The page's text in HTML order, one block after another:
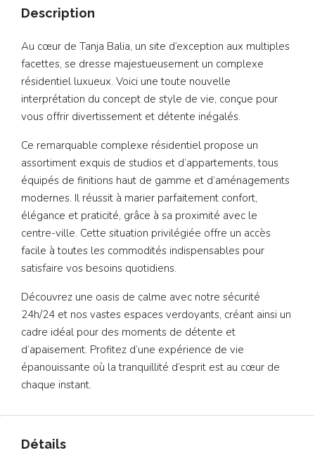
Description
Au cœur de Tanja Balia, un site d’exception aux multiples
facettes, se dresse majestueusement un complexe
résidentiel luxueux. Voici une toute nouvelle
interprétation du concept de style de vie, conçue pour
vous offrir divertissement et détente inégalés.
Ce remarquable complexe résidentiel propose un
assortiment exquis de studios et d’appartements, tous
équipés de finitions haut de gamme et d’aménagements
modernes. Il réussit à marier parfaitement confort,
élégance et praticité, grâce à sa proximité avec le
centre-ville. Cette situation privilégiée offre un accès
facile à toutes les commodités indispensables pour
satisfaire vos besoins quotidiens.
Découvrez une oasis de calme avec notre sécurité
24h/24 et nos vastes espaces verdoyants, créant ainsi un
cadre idéal pour des moments de détente et
d’apaisement. Profitez d’une expérience de vie
épanouissante où la tranquillité d’esprit est au cœur de
chaque instant.
Détails